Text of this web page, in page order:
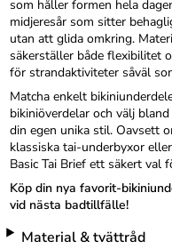
som håller formen hela
midjeresår som sitter
utan att glida omkring.
säkerställer både flexibilitet
för strandaktiviteter såväl
Matcha enkelt
bikiniöverdelar och välj
din egen unika stil. Oavsett
klassiska tai-underbyxor
Basic Tai Brief ett säkert val
Köp din nya favorit-
vid nästa badtillfälle!
Material & tvättråd